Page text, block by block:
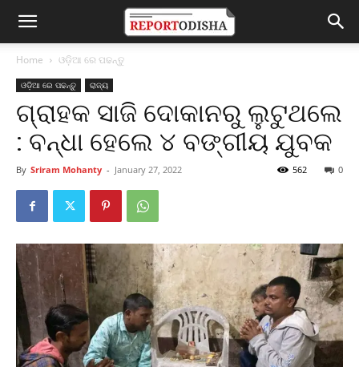
Home ଓଡ଼ିଆ ରେ ପଢନ୍ତୁ
ଓଡ଼ିଆ ରେ ପଢନ୍ତୁ ରାଜ୍ୟ
ଗ୍ରାହକ ସାଜି ଦୋକାନରୁ ଲୁଟୁଥଲେ
: ବନ୍ଧା ହେଲେ ୪ ବଙ୍ଗୀୟ ଯୁବକ
By Sriram Mohanty - January 27, 2022 0
562